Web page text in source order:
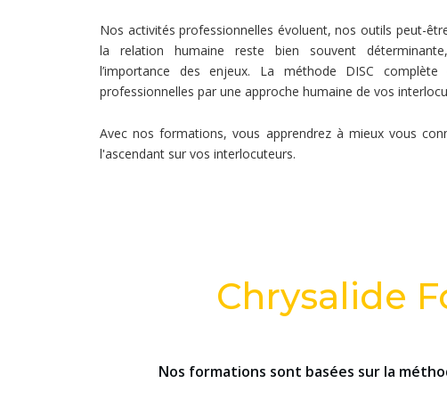
Nos activités professionnelles évoluent, nos outils peut-
la relation humaine reste bien souvent
l’importance des enjeux. La méthode DISC complète
professionnelles par une approche humaine de vos
Avec nos formations, vous apprendrez à mieux vous
l'ascendant sur vos interlocuteurs.
Chrysalide
Nos formations sont basées sur la